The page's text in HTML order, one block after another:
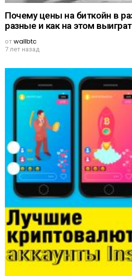
Почему цены на биткойн в
разные и как на этом
отwallbtc
7 лет назад